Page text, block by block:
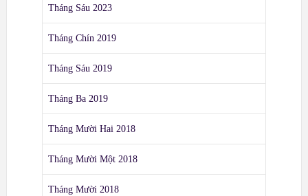
Tháng Sáu 2023
Tháng Chín 2019
Tháng Sáu 2019
Tháng Ba 2019
Tháng Mười Hai 2018
Tháng Mười Một 2018
Tháng Mười 2018